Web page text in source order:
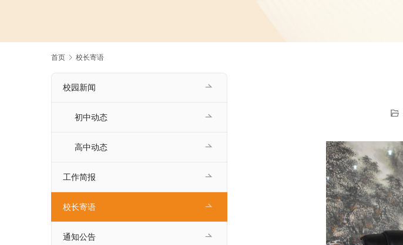
首页 校长寄语
校园新闻
初中动态
高中动态
工作简报
校长寄语
通知公告